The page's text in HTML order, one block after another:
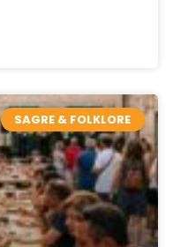
SAGRE & FOLKLORE